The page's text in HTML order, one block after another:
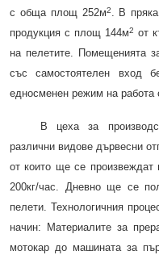
с обща площ 252м2. В
продукция с площ 144м2 от
на пелетите. Помещенията
със самостоятелен вход
едносменен режим на работа
В цеха за
различни видове дървесни
от които ще се произвеждат
200кг/час. Дневно ще се
пелети. Технологичния
начин: Материалите за
мотокар до машината за